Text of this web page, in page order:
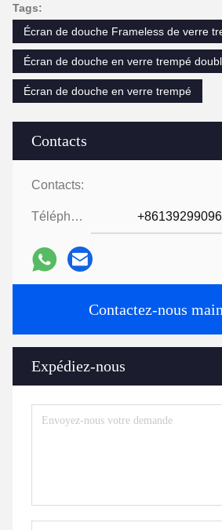
Contacts
Contacts:
Téléphone:
Contactez-nous
Expédiez-nous
Tags:
Écran de douche Frameless de verre
Écran de douche en verre trempé
Écran de douche en verre trempé